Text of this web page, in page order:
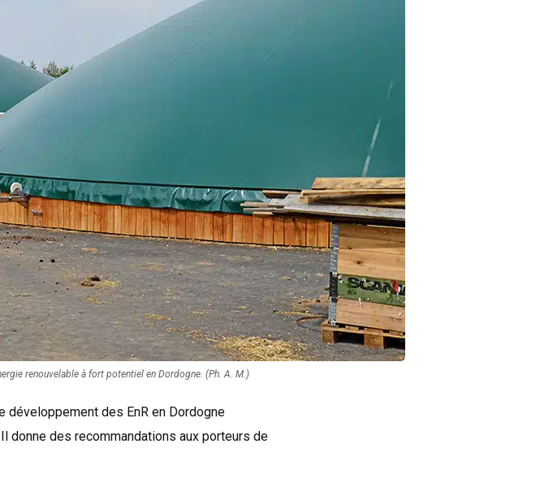
renouvelable à fort potentiel en Dordogne. (Ph. A. M.)
développement des EnR en Dordogne
des recommandations aux porteurs de